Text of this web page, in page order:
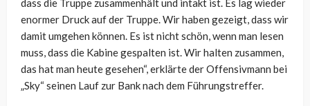
dass die Truppe zusammenhält und intakt ist. Es lag wieder
enormer Druck auf der Truppe. Wir haben gezeigt, dass wir
damit umgehen können. Es ist nicht schön, wenn man lesen
muss, dass die Kabine gespalten ist. Wir halten zusammen,
das hat man heute gesehen“, erklärte der Offensivmann bei
„Sky“ seinen Lauf zur Bank nach dem Führungstreffer.